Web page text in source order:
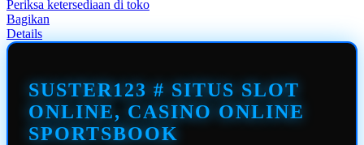
rata-
rata.
Read
13
Reviews.
halaman
yang
sama.
Periksa ketersediaan di toko
Bagikan
Details
SUSTER123 # SITUS SLOT
ONLINE, CASINO ONLINE
SPORTSBOOK